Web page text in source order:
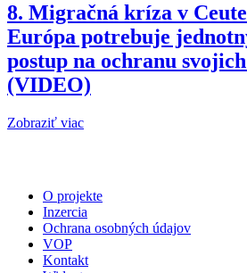
8. Migračná kríza v
Európa potrebuje
postup na ochranu
(VIDEO)
Zobraziť viac
O projekte
Inzercia
Ochrana osobných údajov
VOP
Kontakt